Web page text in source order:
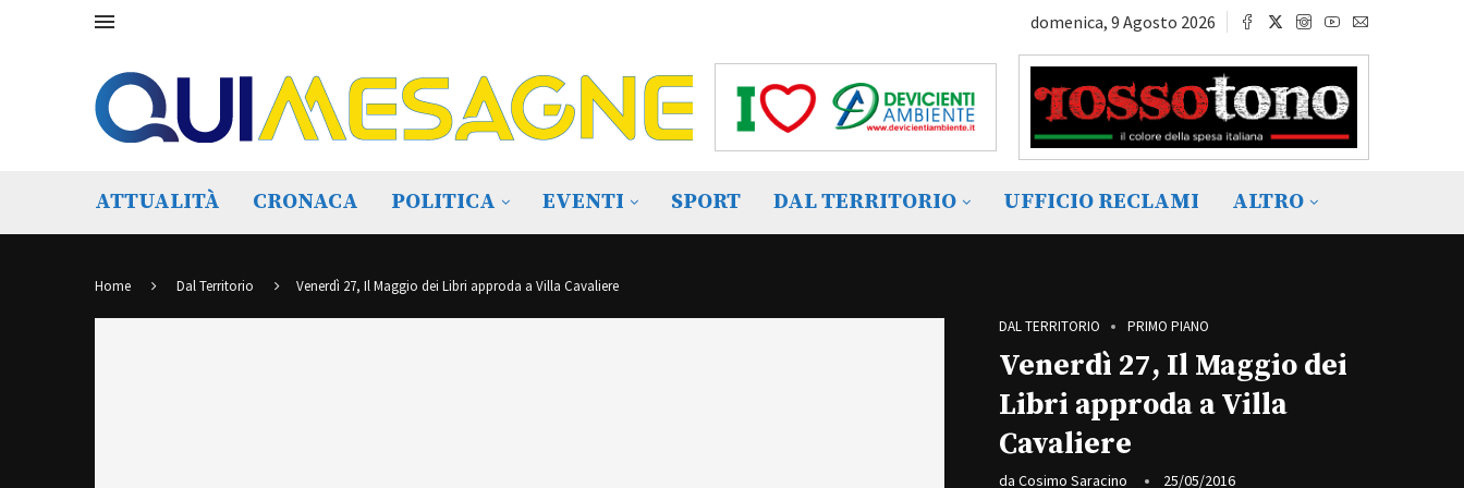
domenica, 9 Agosto 2026
ATTUALITÀ CRONACA POLITICA EVENTI SPORT DAL TERRITORIO UFFICIO RECLAMI ALTRO
Home Dal Territorio Venerdì 27, Il Maggio dei Libri approda a Villa Cavaliere
DAL TERRITORIO PRIMO PIANO
Venerdì 27, Il Maggio dei
Libri approda a Villa
Cavaliere
da Cosimo Saracino 25/05/2016